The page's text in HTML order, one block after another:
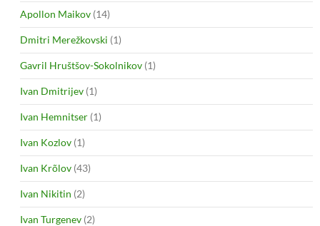
Apollon Maikov (14)
Dmitri Merežkovski (1)
Gavril Hruštšov-Sokolnikov (1)
Ivan Dmitrijev (1)
Ivan Hemnitser (1)
Ivan Kozlov (1)
Ivan Krõlov (43)
Ivan Nikitin (2)
Ivan Turgenev (2)